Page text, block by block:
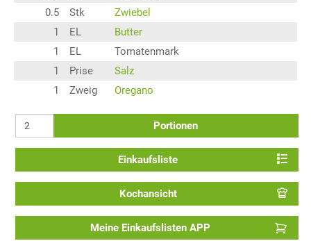
0.5
Stk
Zwiebel
1
EL
Butter
1
EL
Tomatenmark
1
Prise
Salz
1
Zweig Oregano
Portionen
Einkaufsliste
Kochansicht
Meine Einkaufslisten APP